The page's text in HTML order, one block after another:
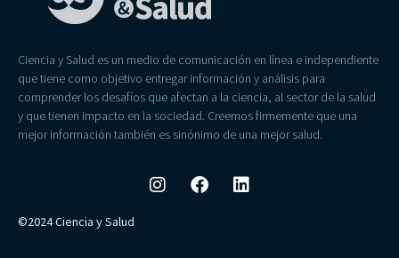
Ciencia y Salud es un medio de comunicación en línea e independiente
que tiene como objetivo entregar información y análisis para
comprender los desafíos que afectan a la ciencia, al sector de la salud
y que tienen impacto en la sociedad. Creemos firmemente que una
mejor información también es sinónimo de una mejor salud.
©2024 Ciencia y Salud